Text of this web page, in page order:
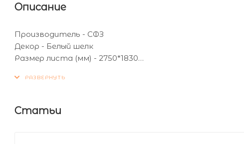
Описание
Производитель - СФЗ
Декор - Белый шелк
Размер листа (мм) - 2750*1830
Статьи